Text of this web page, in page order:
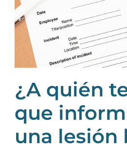
¿A quién
que
una lesión